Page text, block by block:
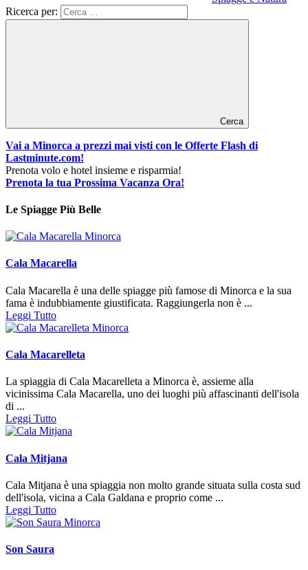
Ricerca per:
Cerca
Vai a Minorca a prezzi mai visti con le Offerte Flash di
Lastminute.com!
Prenota volo e hotel insieme e risparmia!
Prenota la tua Prossima Vacanza Ora!
Le Spiagge Più Belle
Cala Macarella
Cala Macarella è una delle spiagge più famose di Minorca e la sua
fama è indubbiamente giustificata. Raggiungerla non è ...
Leggi Tutto
Cala Macarelleta
La spiaggia di Cala Macarelleta a Minorca è, assieme alla
vicinissima Cala Macarella, uno dei luoghi più affascinanti dell'isola
di ...
Leggi Tutto
Cala Mitjana
Cala Mitjana è una spiaggia non molto grande situata sulla costa sud
dell'isola, vicina a Cala Galdana e proprio come ...
Leggi Tutto
Son Saura